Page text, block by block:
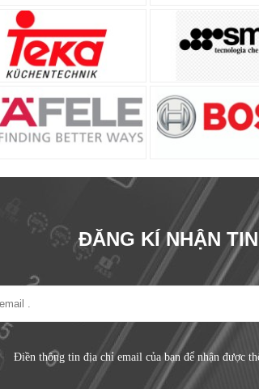
ĐĂNG KÍ NHẬN
Điền thông tin địa chỉ email của bạn để nhận được